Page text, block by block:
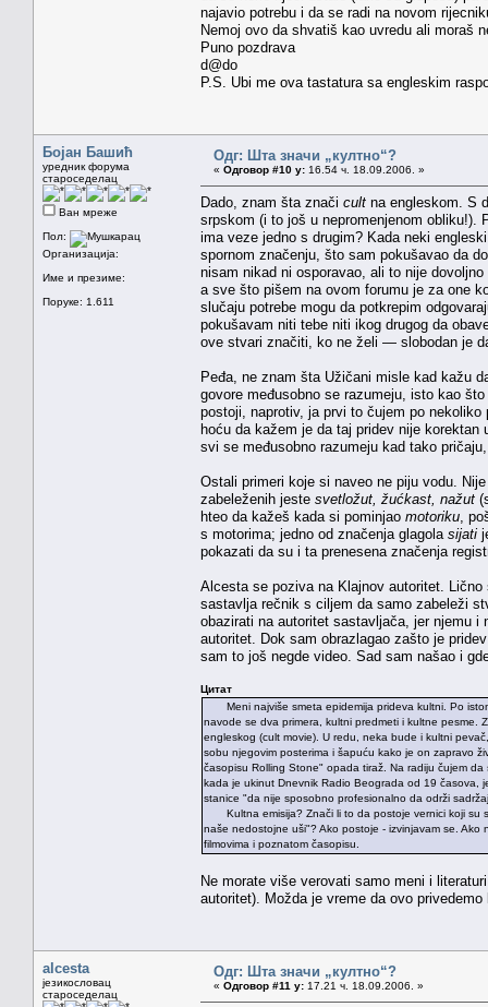
najavio potrebu i da se radi na novom
Nemoj ovo da shvatiš kao uvredu ali moraš
Puno pozdrava
d@do
P.S. Ubi me ova tastatura sa engleskim
Бојан Башић
уредник форума
староседелац
Ван мреже
Пол:
Организација:
Име и презиме:
Поруке: 1.611
Одг: Шта значи „култно“?
« Одговор #10 у: 16.54 ч. 18.09.2006. »
Dado, znam šta znači cult na engleskom. S
srpskom (i to još u nepromenjenom
ima veze jedno s drugim? Kada neki
spornom značenju, što sam pokušavao da
nisam nikad ni osporavao, ali to nije
a sve što pišem na ovom forumu je za one
slučaju potrebe mogu da potkrepim
pokušavam niti tebe niti ikog drugog da
ove stvari značiti, ko ne želi — slobodan je
Peđa, ne znam šta Užičani misle kad kažu
govore međusobno se razumeju, isto kao
postoji, naprotiv, ja prvi to čujem po
hoću da kažem je da taj pridev nije
svi se međusobno razumeju kad tako
Ostali primeri koje si naveo ne piju vodu.
zabeleženih jeste svetložut, žućkast, nažut
hteo da kažeš kada si pominjao motoriku ,
s motorima; jedno od značenja glagola sijati
pokazati da su i ta prenesena značenja
Alcesta se poziva na Klajnov autoritet.
sastavlja rečnik s ciljem da samo zabeleži
obazirati na autoritet sastavljača, jer njemu
autoritet. Dok sam obrazlagao zašto je
sam to još negde video. Sad sam našao i
Цитат
Meni najviše smeta epidemija prideva kultni. Po
navode se dva primera, kultni predmeti i kultne pesme.
engleskog (cult movie). U redu, neka bude i kultni
sobu njegovim posterima i šapuću kako je on zapravo
časopisu Rolling Stone" opada tiraž. Na radiju čujem
kada je ukinut Dnevnik Radio Beograda od 19 časova,
stanice "da nije sposobno profesionalno da održi
Kultna emisija? Znači li to da postoje vernici koji su
naše nedostojne uši"? Ako postoje - izvinjavam se.
filmovima i poznatom časopisu.
Ne morate više verovati samo meni i
autoritet). Možda je vreme da ovo privedemo
alcesta
језикословац
староседелац
Одг: Шта значи „култно“?
« Одговор #11 у: 17.21 ч. 18.09.2006. »